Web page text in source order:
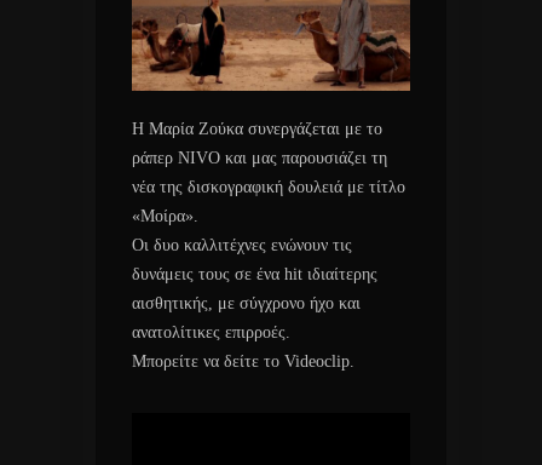
Η Μαρία Ζούκα συνεργάζεται με το
ράπερ NIVO και μας παρουσιάζει τη
νέα της δισκογραφική δουλειά με τίτλο
«Μοίρα».
Οι δυο καλλιτέχνες ενώνουν τις
δυνάμεις τους σε ένα hit ιδιαίτερης
αισθητικής, με σύγχρονο ήχο και
ανατολίτικες επιρροές.
Μπορείτε να δείτε το Videoclip.